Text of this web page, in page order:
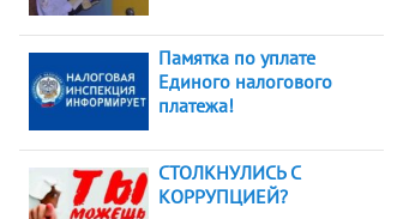
Памятка по уплате
Единого налогового
платежа!
СТОЛКНУЛИСЬ С
КОРРУПЦИЕЙ?